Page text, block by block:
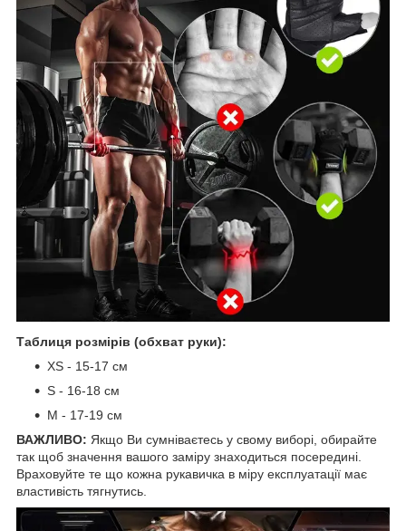
Таблиця розмірів (обхват руки):
XS - 15-17 см
S - 16-18 см
М - 17-19 см
ВАЖЛИВО: Якщо Ви сумніваєтесь у свому виборі, обирайте
так щоб значення вашого заміру знаходиться посередині.
Враховуйте те що кожна рукавичка в міру експлуатації має
властивість тягнутись.